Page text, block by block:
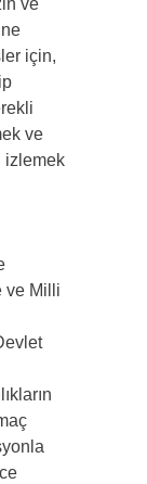
ve
için,
ve
izlemek
ve Milli